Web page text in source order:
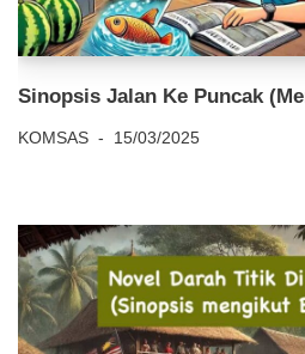
Sinopsis Jalan Ke Puncak
KOMSAS 15/03/2025